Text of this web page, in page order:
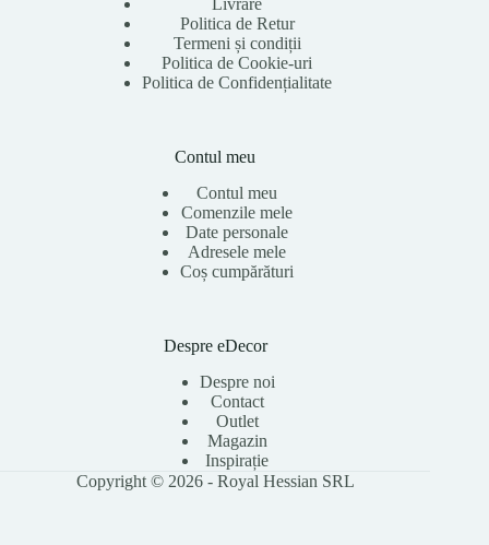
Livrare
Politica de Retur
Termeni și condiții
Politica de Cookie-uri
Politica de Confidențialitate
Contul meu
Contul meu
Comenzile mele
Date personale
Adresele mele
Coș cumpărături
Despre eDecor
Despre noi
Contact
Outlet
Magazin
Inspirație
Copyright © 2026 - Royal Hessian SRL